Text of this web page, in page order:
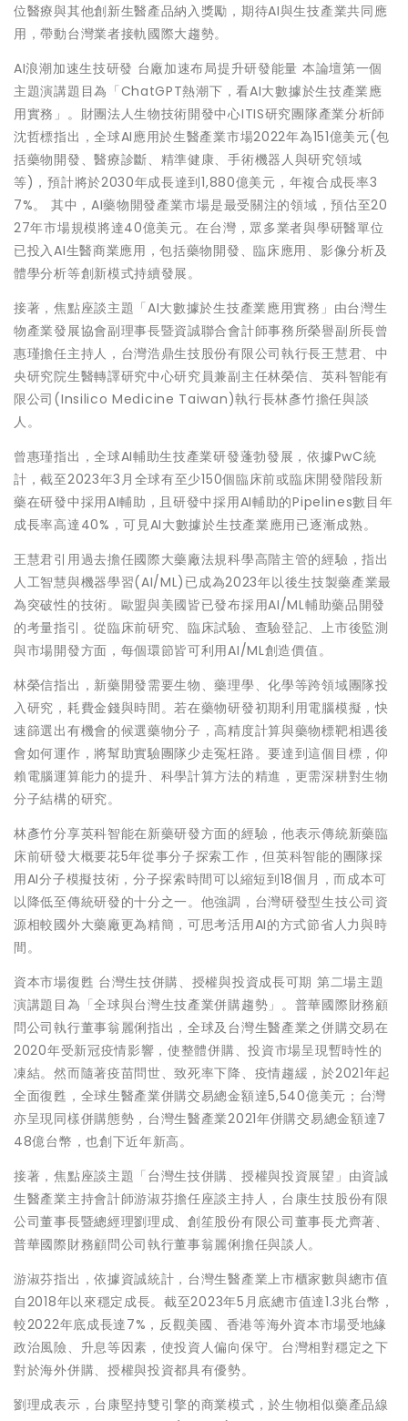
位醫療與其他創新生醫產品納入獎勵，期待AI與生技產業共同應
用，帶動台灣業者接軌國際大趨勢。
AI浪潮加速生技研發 台廠加速布局提升研發能量 本論壇第一個
主題演講題目為「ChatGPT熱潮下，看AI大數據於生技產業應
用實務」。財團法人生物技術開發中心ITIS研究團隊產業分析師
沈哲標指出，全球AI應用於生醫產業市場2022年為151億美元(包
括藥物開發、醫療診斷、精準健康、手術機器人與研究領域
等)，預計將於2030年成長達到1,880億美元，年複合成長率3
7%。 其中，AI藥物開發產業市場是最受關注的領域，預估至20
27年市場規模將達40億美元。在台灣，眾多業者與學研醫單位
已投入AI生醫商業應用，包括藥物開發、臨床應用、影像分析及
體學分析等創新模式持續發展。
接著，焦點座談主題「AI大數據於生技產業應用實務」由台灣生
物產業發展協會副理事長暨資誠聯合會計師事務所榮譽副所長曾
惠瑾擔任主持人，台灣浩鼎生技股份有限公司執行長王慧君、中
央研究院生醫轉譯研究中心研究員兼副主任林榮信、英科智能有
限公司(Insilico Medicine Taiwan)執行長林彥竹擔任與談
人。
曾惠瑾指出，全球AI輔助生技產業研發蓬勃發展，依據PwC統
計，截至2023年3月全球有至少150個臨床前或臨床開發階段新
藥在研發中採用AI輔助，且研發中採用AI輔助的Pipelines數目年
成長率高達40%，可見AI大數據於生技產業應用已逐漸成熟。
王慧君引用過去擔任國際大藥廠法規科學高階主管的經驗，指出
人工智慧與機器學習(AI/ML)已成為2023年以後生技製藥產業最
為突破性的技術。歐盟與美國皆已發布採用AI/ML輔助藥品開發
的考量指引。從臨床前研究、臨床試驗、查驗登記、上市後監測
與市場開發方面，每個環節皆可利用AI/ML創造價值。
林榮信指出，新藥開發需要生物、藥理學、化學等跨領域團隊投
入研究，耗費金錢與時間。若在藥物研發初期利用電腦模擬，快
速篩選出有機會的候選藥物分子，高精度計算與藥物標靶相遇後
會如何運作，將幫助實驗團隊少走冤枉路。要達到這個目標，仰
賴電腦運算能力的提升、科學計算方法的精進，更需深耕對生物
分子結構的研究。
林彥竹分享英科智能在新藥研發方面的經驗，他表示傳統新藥臨
床前研發大概要花5年從事分子探索工作，但英科智能的團隊採
用AI分子模擬技術，分子探索時間可以縮短到18個月，而成本可
以降低至傳統研發的十分之一。他強調，台灣研發型生技公司資
源相較國外大藥廠更為精簡，可思考活用AI的方式節省人力與時
間。
資本市場復甦 台灣生技併購、授權與投資成長可期 第二場主題
演講題目為「全球與台灣生技產業併購趨勢」。普華國際財務顧
問公司執行董事翁麗俐指出，全球及台灣生醫產業之併購交易在
2020年受新冠疫情影響，使整體併購、投資市場呈現暫時性的
凍結。然而隨著疫苗問世、致死率下降、疫情趨緩，於2021年起
全面復甦，全球生醫產業併購交易總金額達5,540億美元；台灣
亦呈現同樣併購態勢，台灣生醫產業2021年併購交易總金額達7
48億台幣，也創下近年新高。
接著，焦點座談主題「台灣生技併購、授權與投資展望」由資誠
生醫產業主持會計師游淑芬擔任座談主持人，台康生技股份有限
公司董事長暨總經理劉理成、創笙股份有限公司董事長尤齊著、
普華國際財務顧問公司執行董事翁麗俐擔任與談人。
游淑芬指出，依據資誠統計，台灣生醫產業上市櫃家數與總市值
自2018年以來穩定成長。截至2023年5月底總市值達1.3兆台幣，
較2022年底成長達7%，反觀美國、香港等海外資本市場受地緣
政治風險、升息等因素，使投資人偏向保守。台灣相對穩定之下
對於海外併購、授權與投資都具有優勢。
劉理成表示，台康堅持雙引擎的商業模式，於生物相似藥產品線